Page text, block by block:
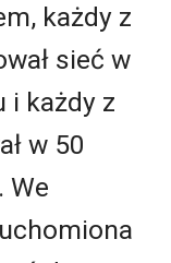
każdy z
sieć w
i każdy z
w 50
We